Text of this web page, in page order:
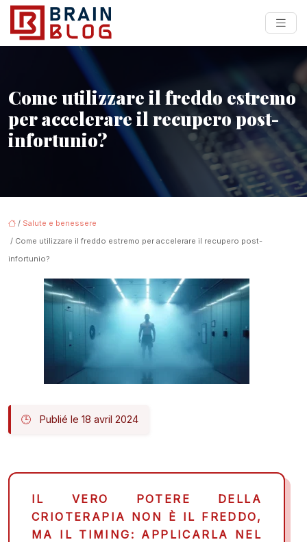
Come utilizzare il freddo estremo
per accelerare il recupero post-
infortunio?
/ Salute e benessere
/ Come utilizzare il freddo estremo per accelerare il recupero post-
infortunio?
Publié le 18 avril 2024
IL VERO POTERE DELLA
CRIOTERAPIA NON È IL FREDDO,
MA IL TIMING: APPLICARLA NEL